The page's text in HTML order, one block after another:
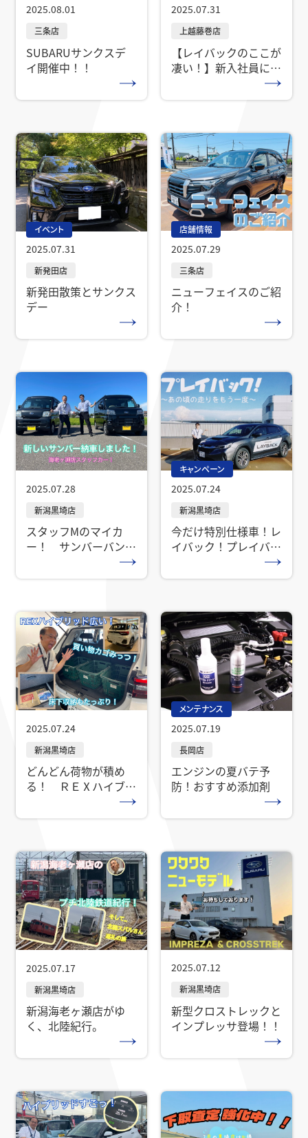
2025.08.01
SUBARUサンクスデ
イ開催中！！
2025.07.31
【レイバックのここが
凄い！】新入社員に聞
イベント
2025.07.31
新発田散策とサンクス
デー
店舗情報
2025.07.29
ニューフェイスのご紹
介！
2025.07.28
スタッフМのマイカ
ー！ サンバーバンの
キャンペーン
2025.07.24
今だけ特別仕様車！レ
イバック！プレイバッ
2025.07.24
どんどん荷物が積め
る！ ＲＥⅩハイブリ
メンテナンス
2025.07.19
エンジンの夏バテ予
防！おすすめ添加剤
2025.07.17
新潟海老ヶ瀬店がゆ
く、北陸紀行。
2025.07.12
新型クロストレックと
インプレッサ登場！！